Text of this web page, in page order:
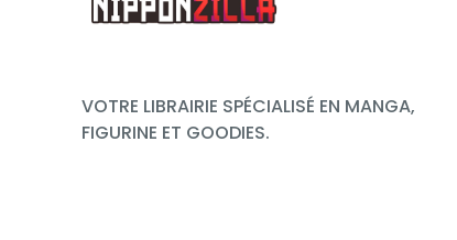
VOTRE LIBRAIRIE SPÉCIALISÉ EN MANGA,
FIGURINE ET GOODIES.